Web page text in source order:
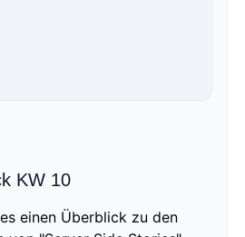
KW 10
einen Überblick zu den